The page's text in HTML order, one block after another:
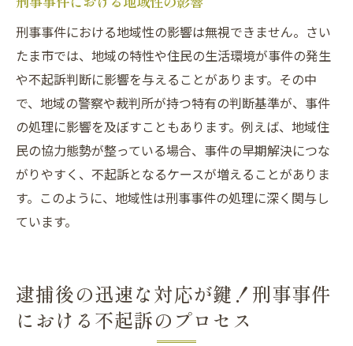
不起訴事例が依頼者にもたらす安心
ケーススタディ：不起訴事例の成功例
刑事事件における地域性の影響は無視できません。さい
たま市では、地域の特性や住民の生活環境が事件の発生
や不起訴判断に影響を与えることがあります。その中
で、地域の警察や裁判所が持つ特有の判断基準が、事件
の処理に影響を及ぼすこともあります。例えば、地域住
民の協力態勢が整っている場合、事件の早期解決につな
がりやすく、不起訴となるケースが増えることがありま
す。このように、地域性は刑事事件の処理に深く関与し
ています。
逮捕後の迅速な対応が鍵！刑事事件
における不起訴のプロセス